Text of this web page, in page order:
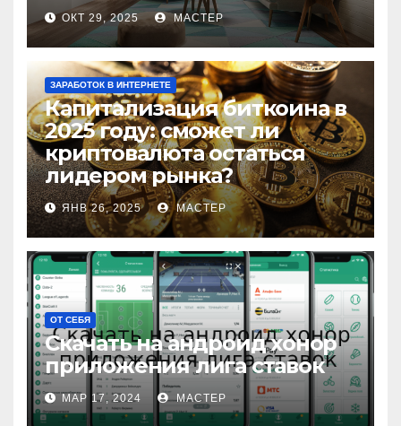
ОКТ 29, 2025 МАСТЕР
ЗАРАБОТОК В ИНТЕРНЕТЕ
Капитализация биткоина в
2025 году: сможет ли
криптовалюта остаться
лидером рынка?
ЯНВ 26, 2025 МАСТЕР
ОТ СЕБЯ
Скачать на андроид хонор
приложения лига ставок
МАР 17, 2024 МАСТЕР